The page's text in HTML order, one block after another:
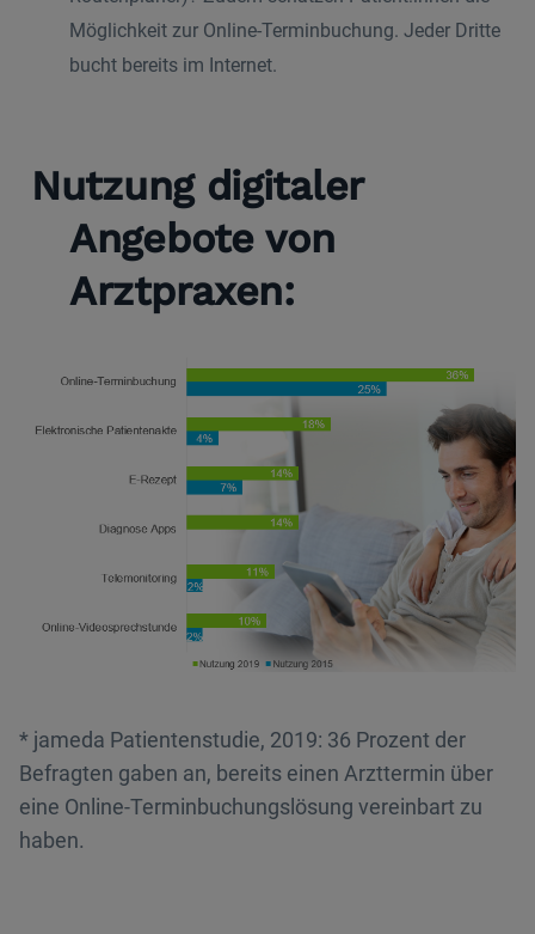
Möglichkeit zur Online-Terminbuchung. Jeder Dritte
bucht bereits im Internet.
Nutzung digitaler
Angebotevon
Arztpraxen:
* jameda Patientenstudie, 2019: 36 Prozent der
Befragten gaben an, bereits einen Arzttermin über
eine Online-Terminbuchungslösung vereinbart zu
haben.